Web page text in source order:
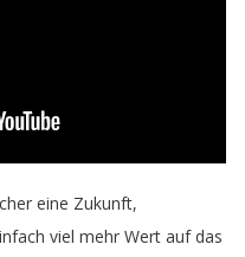
eine Zukunft,
viel mehr Wert auf das